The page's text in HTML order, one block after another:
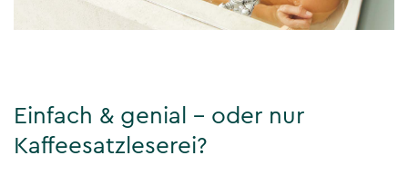
Einfach & genial – oder nur
Kaffeesatzleserei?